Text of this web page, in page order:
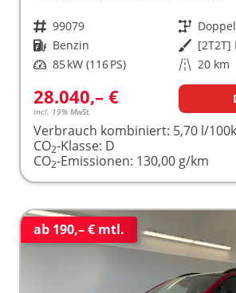
Fahrzeugnr. 99079 Getriebe
Kraftstoff Benzin Außenfarbe
Leistung 85 kW (116 PS) Kilometerstand 20 km
28.040,– €
incl. 19% MwSt.
Verbrauch kombiniert: 5,70 l/
CO2-Klasse: D
CO2-Emissionen: 130,00 g/km
ab 190,– € mtl.